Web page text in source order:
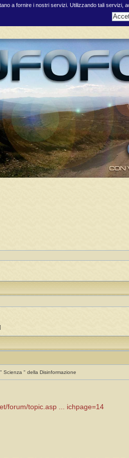
a fornire i nostri servizi. Utilizzando tali servizi,
Scienza " della Disinformazione
forum/topic.asp ... ichpage=14